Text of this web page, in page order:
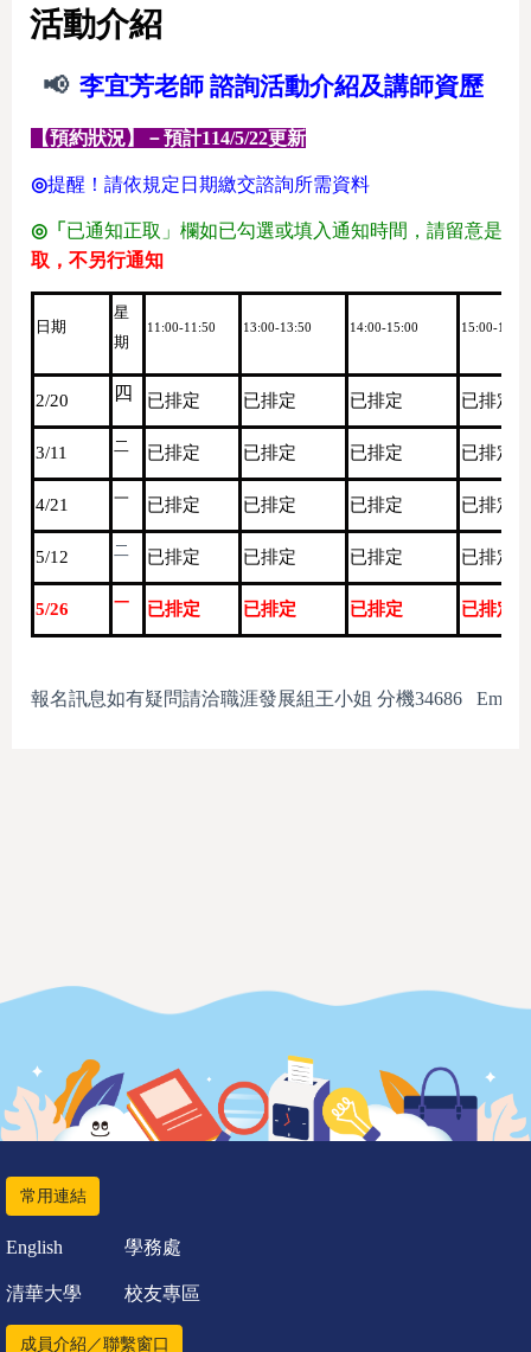
活動介紹
📢 李宜芳老師 諮詢活動介紹及講師資歷
【預約狀況】－預計114/5/22更新
◎提醒！請依規定日期繳交諮詢所需資料
◎「 已通知正取」欄如已勾選或填入通知時間，請留意是否
取，不另行通知
日期
星
期
11:00-11:50 13:00-13:50 14:00-15:00 15:00-15:50
2/20 四 已排定 已排定 已排定 已排定
3/11 二 已排定 已排定 已排定 已排定
4/21 一 已排定 已排定 已排定 已排定
5/12 二 已排定 已排定 已排定 已排定
5/26 一 已排定 已排定 已排定 已排定
報名訊息如有疑問請洽職涯發展組王小姐 分機34686
常用連結
English 學務處
清華大學 校友專區
成員介紹／聯繫窗口